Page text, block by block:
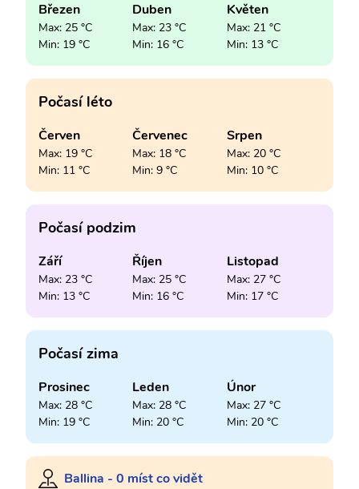
Březen
Max: 25 °C
Min: 19 °C
Duben
Max: 23 °C
Min: 16 °C
Květen
Max: 21 °C
Min: 13 °C
Počasí léto
Červen
Max: 19 °C
Min: 11 °C
Červenec
Max: 18 °C
Min: 9 °C
Srpen
Max: 20 °C
Min: 10 °C
Počasí podzim
Září
Max: 23 °C
Min: 13 °C
Říjen
Max: 25 °C
Min: 16 °C
Listopad
Max: 27 °C
Min: 17 °C
Počasí zima
Prosinec
Max: 28 °C
Min: 19 °C
Leden
Max: 28 °C
Min: 20 °C
Únor
Max: 27 °C
Min: 20 °C
Ballina - 0 míst co vidět